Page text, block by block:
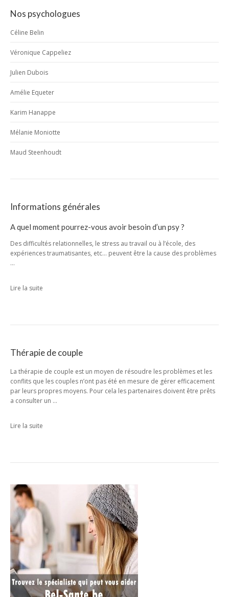
Nos psychologues
Céline Belin
Véronique Cappeliez
Julien Dubois
Amélie Equeter
Karim Hanappe
Mélanie Moniotte
Maud Steenhoudt
Informations générales
A quel moment pourrez-vous avoir besoin d’un psy ?
Des difficultés relationnelles, le stress au travail ou à l’école, des
expériences traumatisantes, etc… peuvent être la cause des problèmes
…
Lire la suite
Thérapie de couple
La thérapie de couple est un moyen de résoudre les problèmes et les
conflits que les couples n’ont pas été en mesure de gérer efficacement
par leurs propres moyens. Pour cela les partenaires doivent être prêts
a consulter un …
Lire la suite